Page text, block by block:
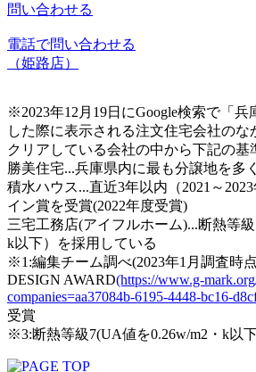
問い合わせる
電話で問い合わせる
（姫路店）
※2023年12月19日にGoogle検索で「兵
した際に表示される注文住宅会社のな
クリアしている会社の中から下記の基
勝美住宅...兵庫県内に最も分譲地を多
積水ハウス...直近3年以内（2021～
イン賞を受賞(2022年度受賞)
三宅工務店(アイフルホーム)...断熱等級
k以下）を採用している
※1:編集チーム調べ(2023年1月調査時
DESIGN AWARD(https://www.g-
companies=aa37084b-6195-4448-bc16-
受賞
※3:断熱等級7(UA値を0.26w/m2・k以